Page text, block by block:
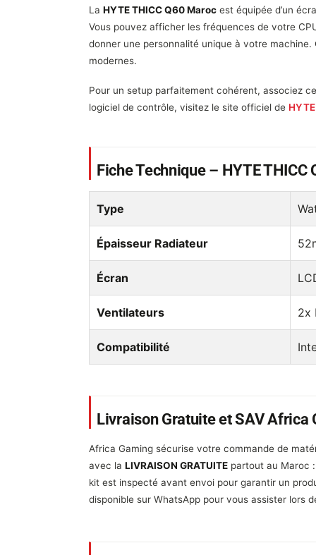
La HYTE THICC Q60 Maroc est équipée d’un
Vous pouvez afficher les fréquences de votre
donner une personnalité unique à votre
modernes.
Pour un setup parfaitement cohérent, associez
logiciel de contrôle, visitez le site officiel de HYTE
Fiche Technique – HYTE THICC
Type
Épaisseur Radiateur
Écran
Ventilateurs 2x
Compatibilité
Livraison Gratuite et SAV Africa
Africa Gaming sécurise votre commande de
avec la LIVRAISON GRATUITE partout au Maroc
kit est inspecté avant envoi pour garantir un
disponible sur WhatsApp pour vous assister lors